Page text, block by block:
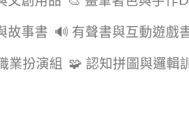
故事書 🔊 有聲書與互動遊戲
業扮演組 🧩 認知拼圖與邏輯